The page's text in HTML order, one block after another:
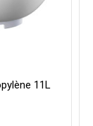
11L